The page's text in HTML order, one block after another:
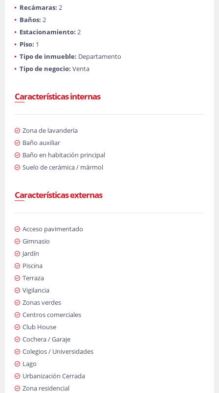
Recámaras: 2
Baños: 2
Estacionamiento: 2
Piso: 1
Tipo de inmueble: Departamento
Tipo de negocio: Venta
Características internas
Zona de lavandería
Baño auxiliar
Baño en habitación principal
Suelo de cerámica / mármol
Características externas
Acceso pavimentado
Gimnasio
Jardín
Piscina
Terraza
Vigilancia
Zonas verdes
Centros comerciales
Club House
Cochera / Garaje
Colegios / Universidades
Lago
Urbanización Cerrada
Zona residencial